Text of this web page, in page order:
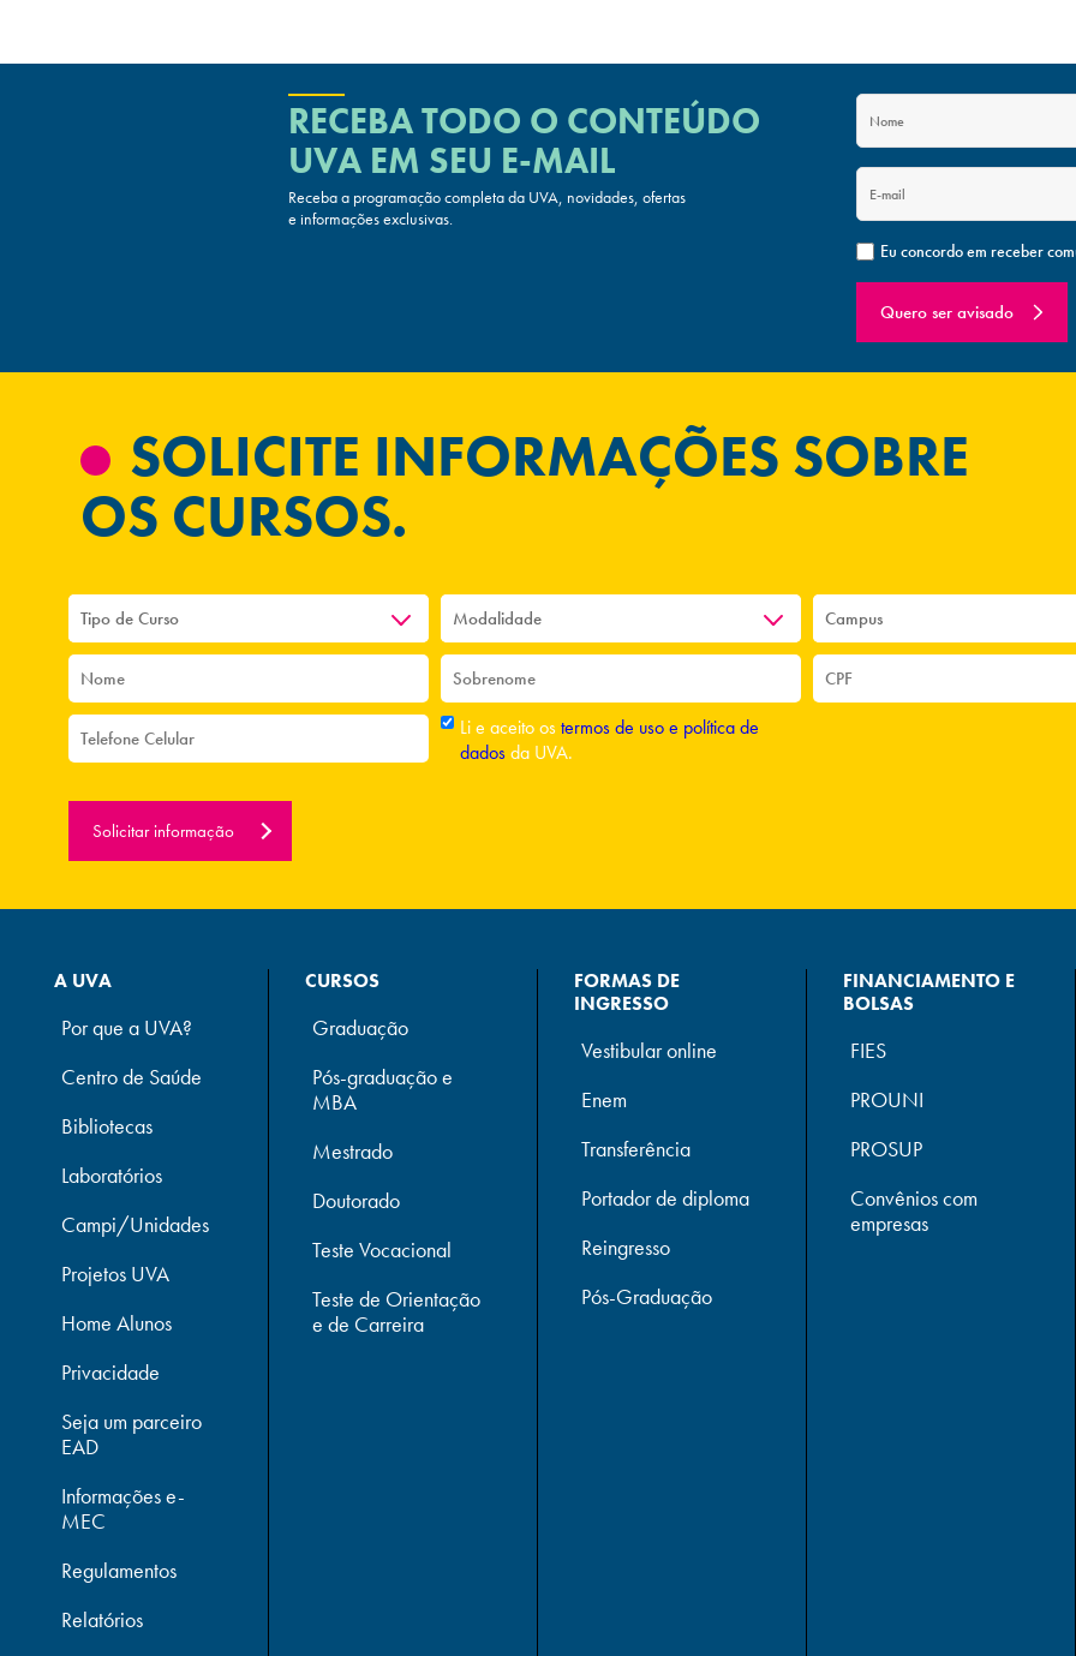
RECEBA TODO O CONTEÚDO
UVAEM SEU E-MAIL
Receba a programação completa da UVA, novidades, ofertas
e informações exclusivas.
Eu concordo em receber
Quero ser avisado
SOLICITE INFORMAÇÕES SOBRE
OS CURSOS.
Li e aceito ostermos de uso e política de
dadosda UVA.
Solicitar informação
A UVA
Por que a UVA?
Centro de Saúde
Bibliotecas
Laboratórios
Campi/Unidades
Projetos UVA
Home Alunos
Privacidade
Seja um parceiro
EAD
Informações e-
MEC
Regulamentos
Relatórios
CURSOS
Graduação
Pós-graduação e
MBA
Mestrado
Doutorado
Teste Vocacional
Teste de Orientação
e de Carreira
FORMAS DE
INGRESSO
Vestibular online
Enem
Transferência
Portador de diploma
Reingresso
Pós-Graduação
FINANCIAMENTO E
BOLSAS
FIES
PROUNI
PROSUP
Convênios com
empresas